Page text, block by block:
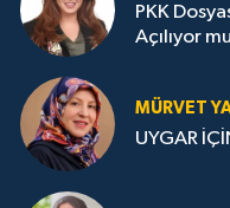
PKK
Açılıyor
MÜRVET
UYGAR